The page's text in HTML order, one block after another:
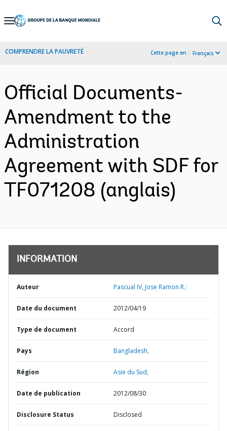
Skip
Navigation
COMPRENDRE LA PAUVRETÉ Cette page en : Français
Official Documents-
Amendment to the
Administration
Agreement with SDF for
TF071208 (anglais)
INFORMATION
Auteur Pascual IV, Jose Ramon R.;
Date du document 2012/04/19
Type de document Accord
Pays Bangladesh,
Région Asie du Sud,
Date de publication 2012/08/30
Disclosure Status Disclosed